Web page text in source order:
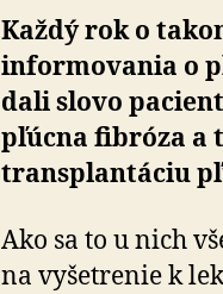
Každý rok o
informovania o
dali slovo
pľúcna fibróza a
transplantáciu
Ako sa to u nich
na vyšetrenie k